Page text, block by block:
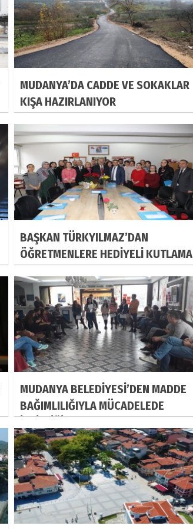
MUDANYA’DA CADDE VE SOKAKLAR
KIŞA HAZIRLANIYOR
BAŞKAN TÜRKYILMAZ’DAN
ÖĞRETMENLERE HEDİYELİ KUTLAMA
MUDANYA BELEDİYESİ’DEN MADDE
BAĞIMLILIĞIYLA MÜCADELEDE